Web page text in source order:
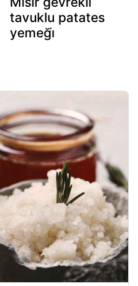
tavuklu patates
yemeği̇